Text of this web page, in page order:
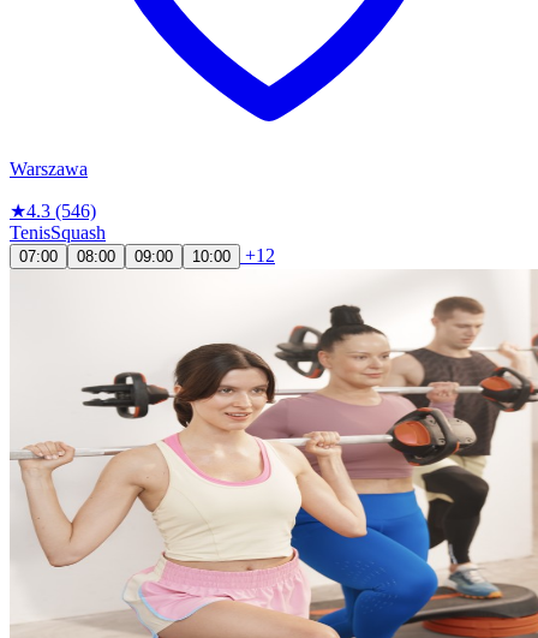
Warszawa
★4.3 (546)
TenisSquash
07:00 08:00 09:00 10:00 +12